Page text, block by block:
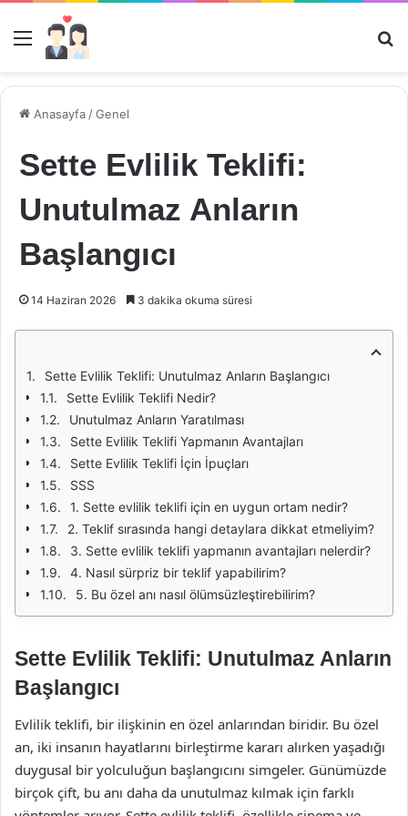
Menü
Anasayfa /Genel
Sette Evlilik Teklifi:
Unutulmaz Anların
Başlangıcı
14 Haziran 2026 3 dakika okuma süresi
Sette Evlilik Teklifi: Unutulmaz Anların Başlangıcı
Sette Evlilik Teklifi Nedir?
Unutulmaz Anların Yaratılması
Sette Evlilik Teklifi Yapmanın Avantajları
Sette Evlilik Teklifi İçin İpuçları
SSS
1. Sette evlilik teklifi için en uygun ortam nedir?
2. Teklif sırasında hangi detaylara dikkat etmeliyim?
3. Sette evlilik teklifi yapmanın avantajları nelerdir?
4. Nasıl sürpriz bir teklif yapabilirim?
5. Bu özel anı nasıl ölümsüzleştirebilirim?
Sette Evlilik Teklifi: Unutulmaz Anların
Başlangıcı
Evlilik teklifi, bir ilişkinin en özel anlarından biridir. Bu özel
an, iki insanın hayatlarını birleştirme kararı alırken yaşadığı
duygusal bir yolculuğun başlangıcını simgeler. Günümüzde
birçok çift, bu anı daha da unutulmaz kılmak için farklı